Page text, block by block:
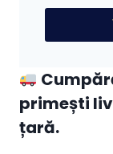
primești
țară.